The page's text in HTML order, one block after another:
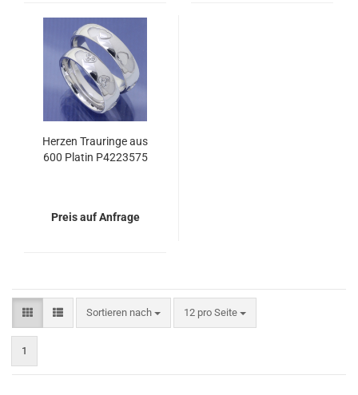
Herzen Trauringe aus
600 Platin P4223575
Preis auf Anfrage
Sortieren nach
Sortieren nach 12 pro Seite
pro Seite
1